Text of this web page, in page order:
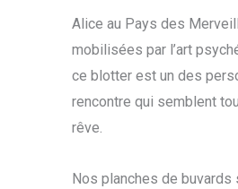
Alice au Pays des
mobilisées par l’art
ce blotter est un des
rencontre qui semblent
rêve.
Nos planches de